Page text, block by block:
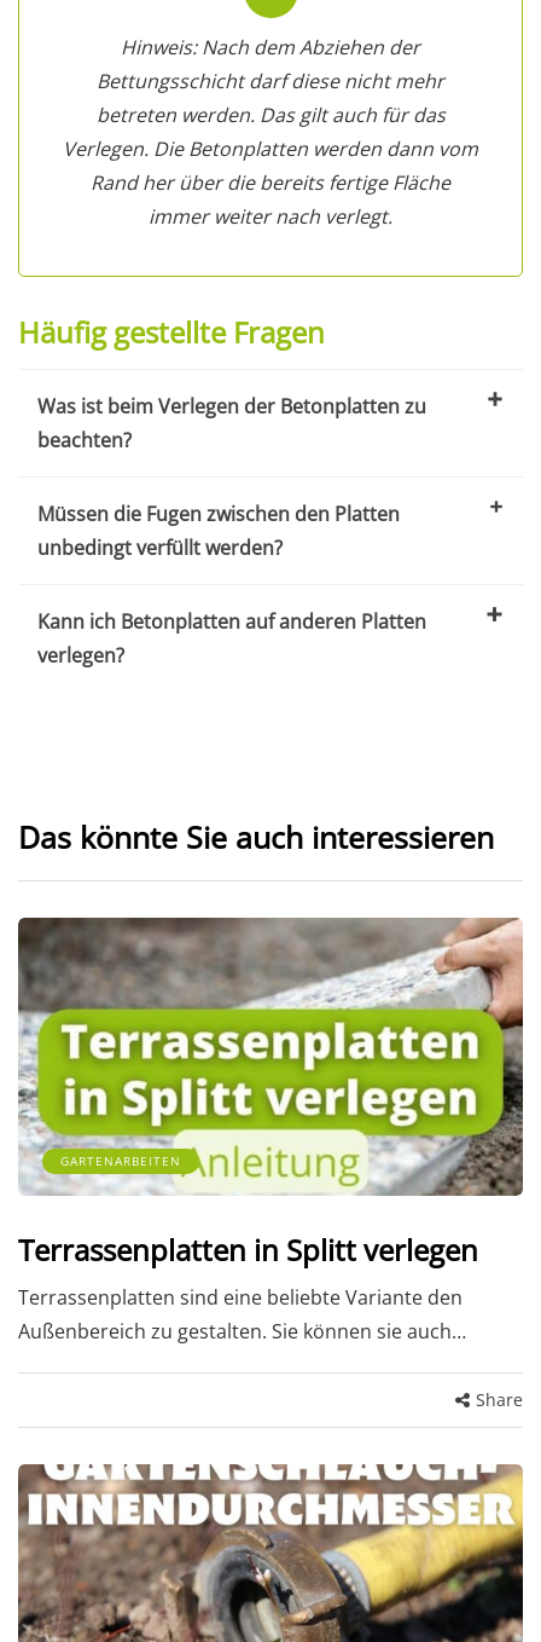
Hinweis: Nach dem Abziehen der
Bettungsschicht darf diese nicht mehr
betreten werden. Das gilt auch für das
Verlegen. Die Betonplatten werden dann vom
Rand her über die bereits fertige Fläche
immer weiter nach verlegt.
Häufig gestellte Fragen
Was ist beim Verlegen der Betonplatten zu
beachten?
Müssen die Fugen zwischen den Platten
unbedingt verfüllt werden?
Kann ich Betonplatten auf anderen Platten
verlegen?
Das könnte Sie auch interessieren
GARTENARBEITEN
Terrassenplatten in Splitt verlegen
Terrassenplatten sind eine beliebte Variante den
Außenbereich zu gestalten. Sie können sie auch…
Share